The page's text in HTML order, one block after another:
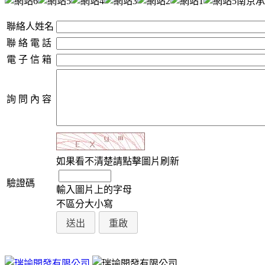
聯絡人姓名
聯 絡 電 話
電 子 信 箱
詢 問 內 容
驗證碼
如果看不清楚請點擊圖片刷新
輸入圖片上的字母
不區分大小寫